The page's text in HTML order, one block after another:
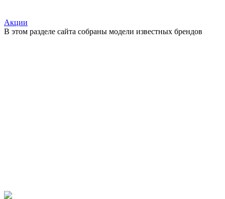
Акции
В этом разделе сайта собраны модели известных брендов